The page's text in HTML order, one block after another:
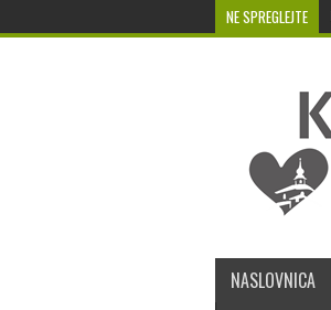
NE SPREGLEJTE
NASLOVNICA